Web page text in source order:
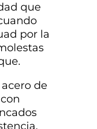
que
por la
de